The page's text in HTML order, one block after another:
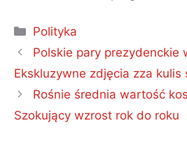
Kategorie
Polityka
Polskie pary prezydenckie
Ekskluzywne zdjęcia zza kulis
Rośnie średnia wartość
Szokujący wzrost rok do roku